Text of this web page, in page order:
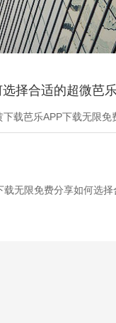
资讯
择合适的超微芭
黄下载芭乐APP下载无限